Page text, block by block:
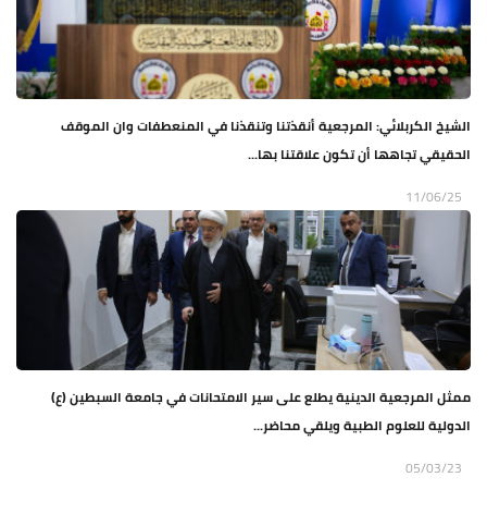
الشيخ الكربلائي: المرجعية أنقذتنا وتنقذنا في المنعطفات وان الموقف
الحقيقي تجاهها أن تكون علاقتنا بها...
11/06/25
ممثل المرجعية الدينية يطلع على سير الامتحانات في جامعة السبطين (ع)
الدولية للعلوم الطبية ويلقي محاضر...
05/03/23